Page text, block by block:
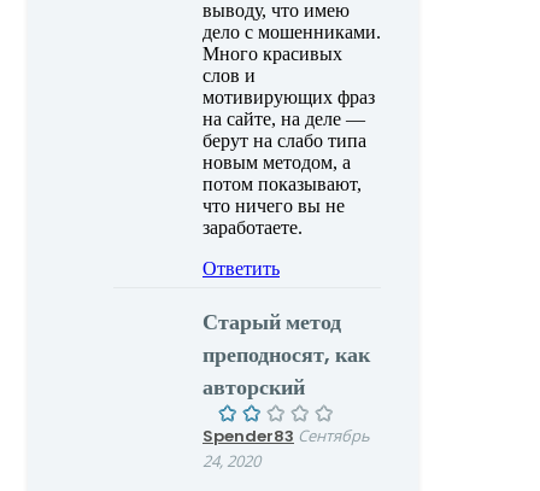
выводу, что имею
дело с мошенниками.
Много красивых
слов и
мотивирующих фраз
на сайте, на деле —
берут на слабо типа
новым методом, а
потом показывают,
что ничего вы не
заработаете.
Ответить
Старый метод
преподносят, как
авторский
Spender83 Сентябрь
24, 2020